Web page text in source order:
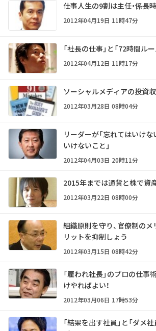
仕事人生の9割は主任・係長
2012年04月19日 11時47分
「社長の仕事」と「72時間ルー
2012年04月12日 11時17分
ソーシャルメディアの投資
2012年03月28日 08時04分
リーダーが「忘れてはいけな
いけないこと」
2012年04月03日 20時11分
2015年までは通貨と株で資
2012年03月22日 08時00分
組織原則を守り、官僚制の
リットを抑制しょう
2012年03月15日 08時42分
「雇われ社長」のプロの仕事
けやればよい！
2012年03月06日 17時53分
「結果を出す社員」と「ダメ